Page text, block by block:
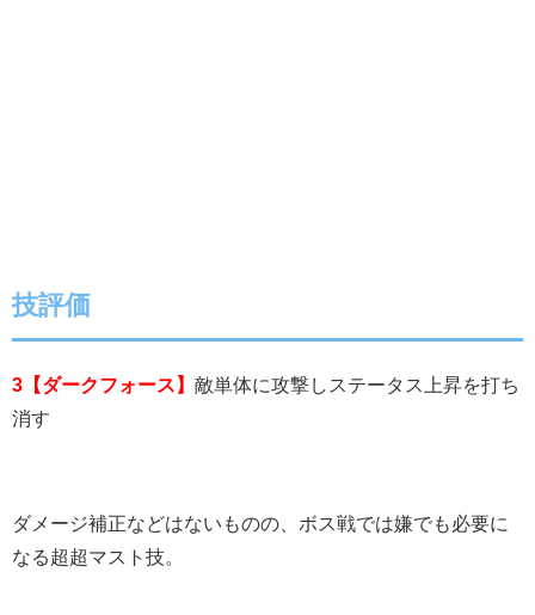
技評価
3【ダークフォース】 敵単体に攻撃しステータス上昇を打ち
消す
ダメージ補正などはないものの、ボス戦では嫌でも必要に
なる超超マスト技。